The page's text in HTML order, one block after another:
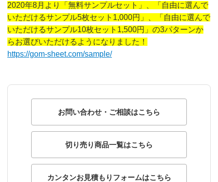
2020年8月より「無料サンプルセット」、「自由に選んで
いただけるサンプル5枚セット1,000円」、「自由に選んで
いただけるサンプル10枚セット1,500円」の3パターンか
らお選びいただけるようになりました！
https://gom-sheet.com/sample/
お問い合わせ・ご相談はこちら
切り売り商品一覧はこちら
カンタンお見積もりフォームはこちら